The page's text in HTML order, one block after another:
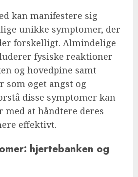
kan manifestere sig
unikke symptomer, der
forskelligt. Almindelige
fysiske reaktioner
og hovedpine samt
som øget angst og
disse symptomer kan
at håndtere deres
effektivt.
hjertebanken og